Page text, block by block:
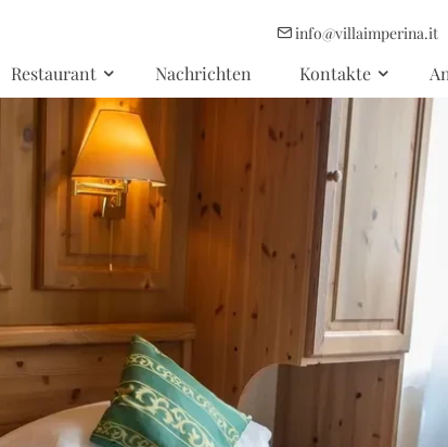
info@villaimperina.it
Restaurant Nachrichten Kontakte